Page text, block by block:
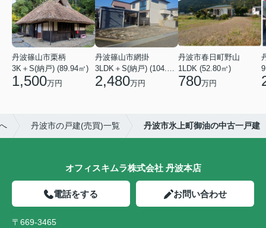
丹波篠山市栗柄
3K＋S(納戸) (89.94㎡)
1,500万円
丹波篠山市網掛
3LDK＋S(納戸) (104.34㎡)
2,480万円
丹波市春日町野山
1LDK (52.80㎡)
780万円
丹波市の戸建(売買)一覧 丹波市氷上町御油の中古一戸建
オフィスキムラ株式会社 丹波本店
電話をする お問い合わせ
〒669-3465